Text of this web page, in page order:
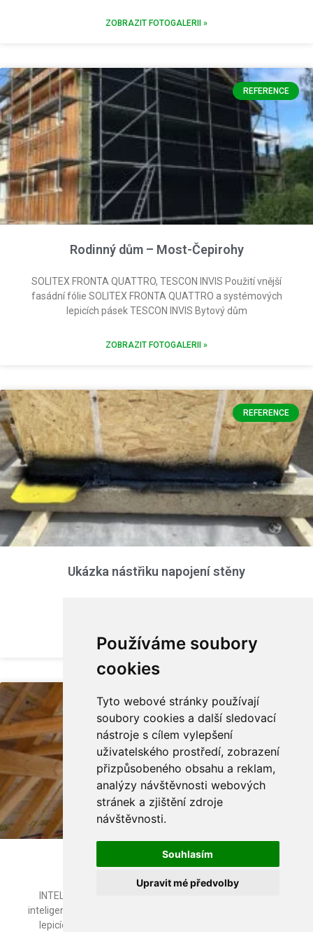
Používáme soubory
cookies
Tyto webové stránky používají
soubory cookies a další sledovací
nástroje s cílem vylepšení
uživatelského prostředí, zobrazení
přizpůsobeného obsahu a reklam,
analýzy návštěvnosti webových
stránek a zjištění zdroje
návštěvnosti.
Souhlasím
Upravit mé předvolby
ZOBRAZIT FOTOGALERII »
REFERENCE
Rodinný dům – Most-Čepirohy
SOLITEX FRONTA QUATTRO, TESCON INVIS Použití vnější
fasádní fólie SOLITEX FRONTA QUATTRO a systémových
lepicích pásek TESCON INVIS Bytový dům
ZOBRAZIT FOTOGALERII »
REFERENCE
Ukázka nástřiku napojení stěny
ZOBRAZIT FOTOGALERII »
REFERENCE
Roubenka – Příchovice
INTELLO PLUS, TESCON VANA, Climatizer Plus Použití
inteligentní parobrzdné fólie INTELLO PLUS a systémových
lepicích pásek TESCON VANA v kombinaci s foukanou